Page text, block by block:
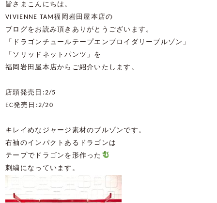
皆さまこんにちは。
VIVIENNE TAM福岡岩田屋本店の
ブログをお読み頂きありがとうございます。
「ドラゴンチュールテープエンブロイダリーブルゾン」
「ソリッドネットパンツ」を
福岡岩田屋本店からご紹介いたします。
店頭発売日:2/5
EC発売日:2/20
キレイめなジャージ素材のブルゾンです。
右袖のインパクトあるドラゴンは
テープでドラゴンを形作った
刺繍になっています。